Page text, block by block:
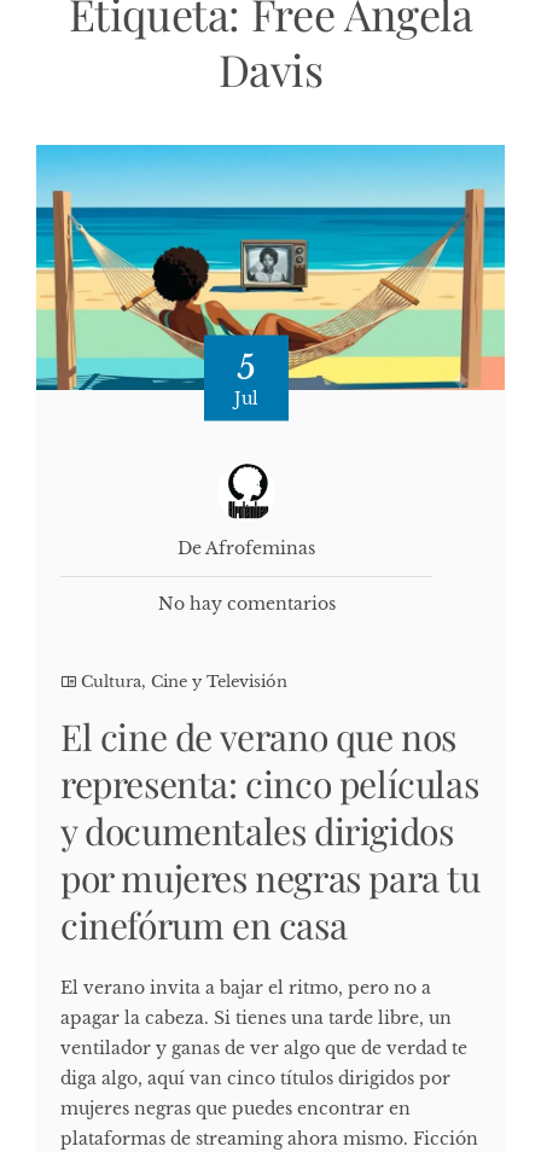
Etiqueta: Free Angela
Davis
5
Jul
De Afrofeminas
No hay comentarios
Cultura, Cine y Televisión
El cine de verano que nos
representa: cinco películas
y documentales dirigidos
por mujeres negras para tu
cinefórum en casa
El verano invita a bajar el ritmo, pero no a
apagar la cabeza. Si tienes una tarde libre, un
ventilador y ganas de ver algo que de verdad te
diga algo, aquí van cinco títulos dirigidos por
mujeres negras que puedes encontrar en
plataformas de streaming ahora mismo. Ficción